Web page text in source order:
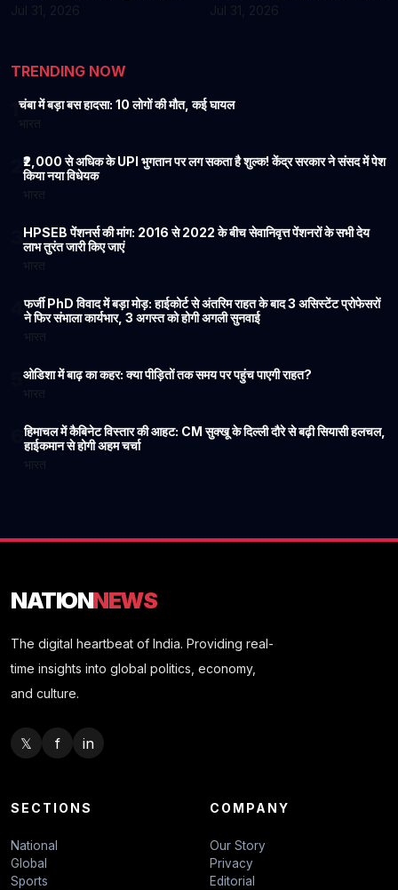
TRENDING NOW
1चंबा में बड़ा बस हादसा: 10 लोगों की मौत, कई घायल
₹2,000 से अधिक के UPI भुगतान पर लग सकता है शुल्क! केंद्र सरकार ने संसद में पेश
किया नया विधेयक
HPSEB पेंशनर्स की मांग: 2016 से 2022 के बीच सेवानिवृत्त पेंशनरों के सभी देय
लाभ तुरंत जारी किए जाएं
4फर्जी PhD विवाद में बड़ा मोड़: हाईकोर्ट से अंतरिम राहत के बाद 3 असिस्टेंट प्रोफेसरों
ने फिर संभाला कार्यभार, 3 अगस्त को होगी अगली सुनवाई
ओडिशा में बाढ़ का कहर: क्या पीड़ितों तक समय पर पहुंच पाएगी राहत?
6हिमाचल में कैबिनेट विस्तार की आहट: CM सुक्खू के दिल्ली दौरे से बढ़ी सियासी हलचल,
हाईकमान से होगी अहम चर्चा
NATIONNEWS
The digital heartbeat of India. Providing real-
time insights into global politics, economy,
and culture.
𝕏 f in
SECTIONS
National
Global
Sports
COMPANY
Our Story
Privacy
Editorial